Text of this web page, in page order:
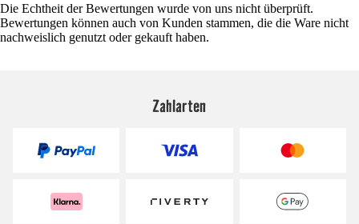
Die Echtheit der Bewertungen wurde von uns nicht überprüft.
Bewertungen können auch von Kunden stammen, die die Ware nicht
nachweislich genutzt oder gekauft haben.
Zahlarten